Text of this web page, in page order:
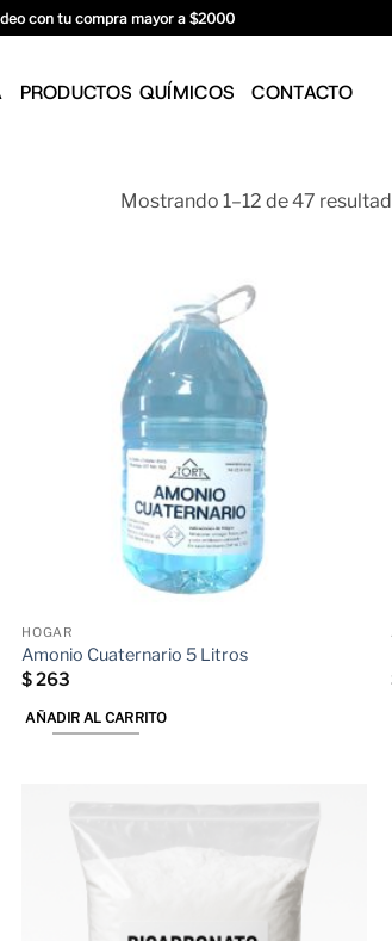
con tu compra mayor a $2000
PRODUCTOS QUÍMICOS CONTACTO
Mostrando 1–12 de 47
HOGAR
Amonio Cuaternario 5 Litros
$263
AÑADIR AL CARRITO